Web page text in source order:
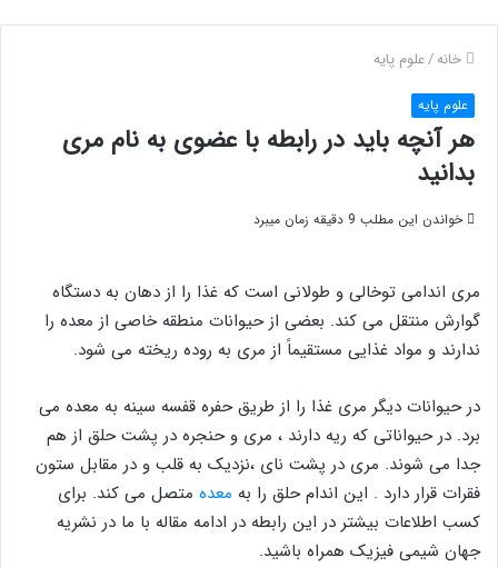
خانه/علوم پایه
علوم پایه
هر آنچه باید در رابطه با عضوی به نام مری
بدانید
خواندن این مطلب 9 دقیقه زمان میبرد
مری اندامی توخالی و طولانی است که غذا را از دهان به دستگاه
گوارش منتقل می کند. بعضی از حیوانات منطقه خاصی از معده را
ندارند و مواد غذایی مستقیماً از مری به روده ریخته می شود.
در حیوانات دیگر مری غذا را از طریق حفره قفسه سینه به معده می
برد. در حیواناتی که ریه دارند ، مری و حنجره در پشت حلق از هم
جدا می شوند. مری در پشت نای ،نزدیک به قلب و در مقابل ستون
فقرات قرار دارد . این اندام حلق را به معده متصل می کند. برای
کسب اطلاعات بیشتر در این رابطه در ادامه مقاله با ما در نشریه
جهان شیمی فیزیک همراه باشید.